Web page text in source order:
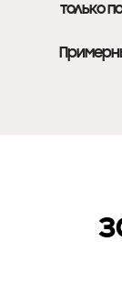
только